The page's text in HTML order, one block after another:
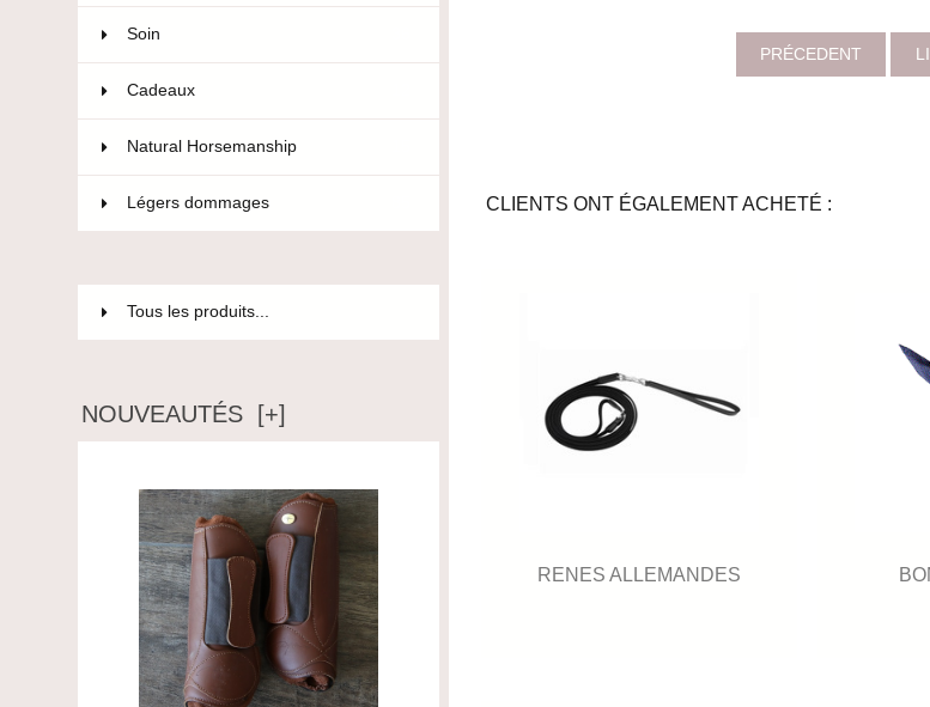
Soin
Cadeaux
Natural Horsemanship
Légers dommages
Tous les produits...
NOUVEAUTÉS [+]
PRÉCEDENT
CLIENTS ONT ÉGALEMENT ACHETÉ :
RENES ALLEMANDES